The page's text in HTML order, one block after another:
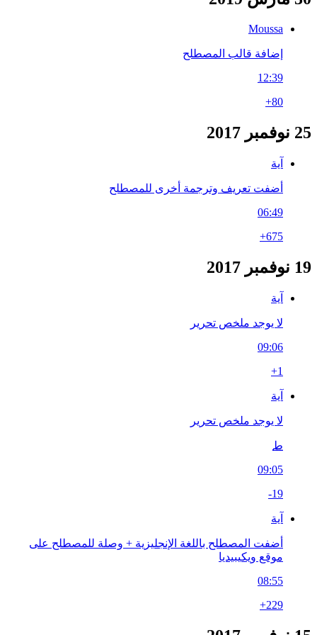
Moussa
إضافة قالب المصطلح
12:39
+80
25 نوفمبر 2017
آية
أضفت تعريف وترجمة أخرى للمصطلح
06:49
+675
19 نوفمبر 2017
آية
لا يوجد ملخص تحرير
09:06
+1
آية
لا يوجد ملخص تحرير
ط
09:05
-19
آية
أضفت المصطلح باللغة الإنجليزية + وصلة للمصطلح على
موقع ويكيبيديا
08:55
+229